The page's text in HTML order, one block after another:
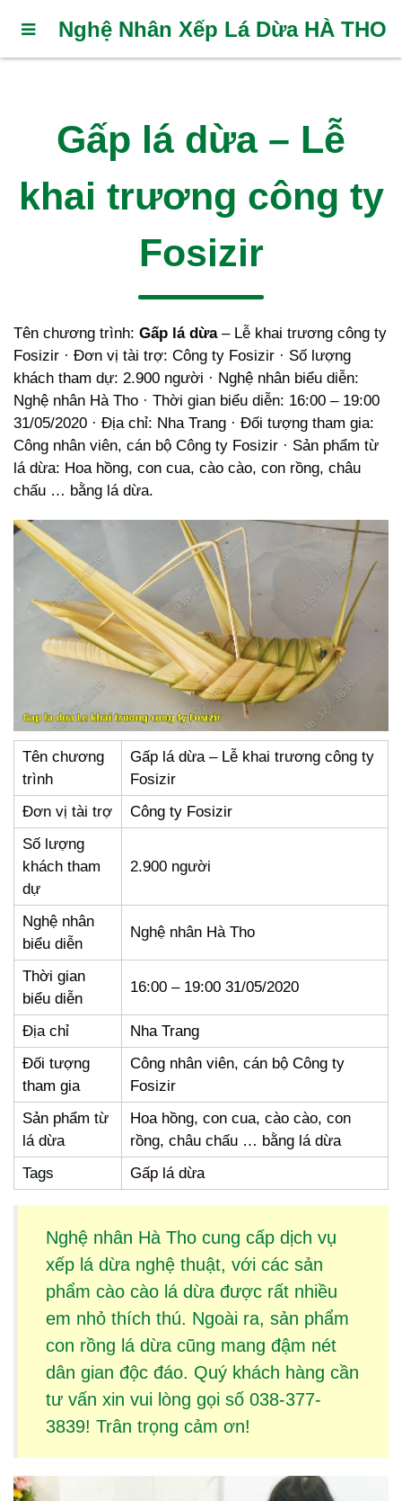
Nghệ Nhân Xếp Lá Dừa HÀ THO
Gấp lá dừa – Lễ
khai trương công ty
Fosizir
Tên chương trình: Gấp lá dừa– Lễ khai trương công ty
Fosizir · Đơn vị tài trợ: Công ty Fosizir · Số lượng
khách tham dự: 2.900 người · Nghệ nhân biểu diễn:
Nghệ nhân Hà Tho · Thời gian biểu diễn: 16:00 – 19:00
31/05/2020 · Địa chỉ: Nha Trang · Đối tượng tham gia:
Công nhân viên, cán bộ Công ty Fosizir · Sản phẩm từ
lá dừa: Hoa hồng, con cua, cào cào, con rồng, châu
chấu … bằng lá dừa.
Tên chương
trình
Gấp lá dừa – Lễ khai trương công ty
Fosizir
Đơn vị tài trợ
Công ty Fosizir
Số lượng
khách tham
dự
2.900 người
Nghệ nhân
biểu diễn
Nghệ nhân Hà Tho
Thời gian
biểu diễn
16:00 – 19:00 31/05/2020
Địa chỉ
Nha Trang
Đối tượng
tham gia
Công nhân viên, cán bộ Công ty
Fosizir
Sản phẩm từ
lá dừa
Hoa hồng, con cua, cào cào, con
rồng, châu chấu … bằng lá dừa
Tags
Gấp lá dừa
Nghệ nhân Hà Tho cung cấp dịch vụ
xếp lá dừanghệ thuật, với các sản
phẩm cào cào lá dừađược rất nhiều
em nhỏ thích thú. Ngoài ra, sản phẩm
con rồng lá dừacũng mang đậm nét
dân gian độc đáo. Quý khách hàng cần
tư vấn xin vui lòng gọi số 038-377-
3839! Trân trọng cảm ơn!